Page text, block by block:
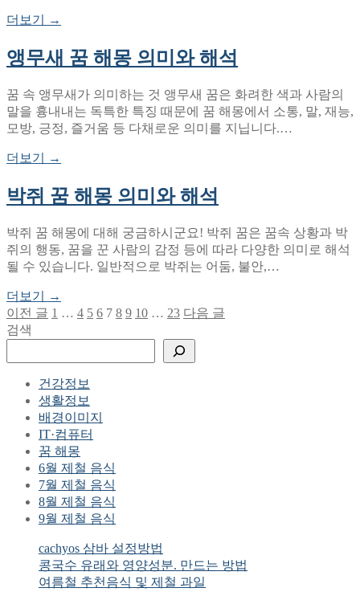
더보기 →
앵무새 꿈 해몽 의미와 해석
꿈 속 앵무새가 의미하는 것 앵무새 꿈은 화려한 색과 사람의
말을 흉내내는 독특한 특징 때문에 꿈 해몽에서 소통, 말, 재능,
모방, 긍정, 즐거움 등 다채로운 의미를 지닙니다.…
더보기 →
박쥐 꿈 해몽 의미와 해석
박쥐 꿈 해몽에 대해 궁금하시군요! 박쥐 꿈은 꿈속 상황과 박
쥐의 행동, 꿈을 꾼 사람의 감정 등에 따라 다양한 의미로 해석
될 수 있습니다. 일반적으로 박쥐는 어둠, 불안,…
더보기 →
글
페
이
이전 글 1 … 4 5 6 7 8 9 10 … 23 다음 글
검색
건강정보
생활정보
배경이미지
IT·컴퓨터
꿈 해몽
6월 제철 음식
7월 제철 음식
8월 제철 음식
9월 제철 음식
cachyos 삼바 설정방법
콩국수 유래와 영양성분. 만드는 방법
여름철 추천음식 및 제철 과일